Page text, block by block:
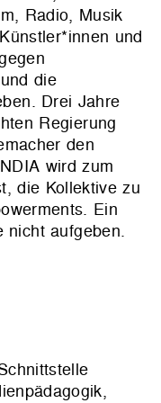
Radio, Musik
und
die
Drei Jahre
Regierung
den
wird zum
die Kollektive zu
Ein
nicht aufgeben.